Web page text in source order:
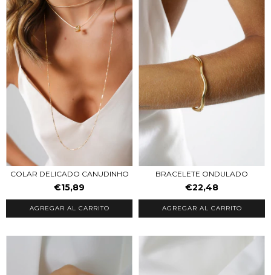
COLAR DELICADO CANUDINHO
€15,89
AGREGAR AL CARRITO
BRACELETE ONDULADO
€22,48
AGREGAR AL CARRITO